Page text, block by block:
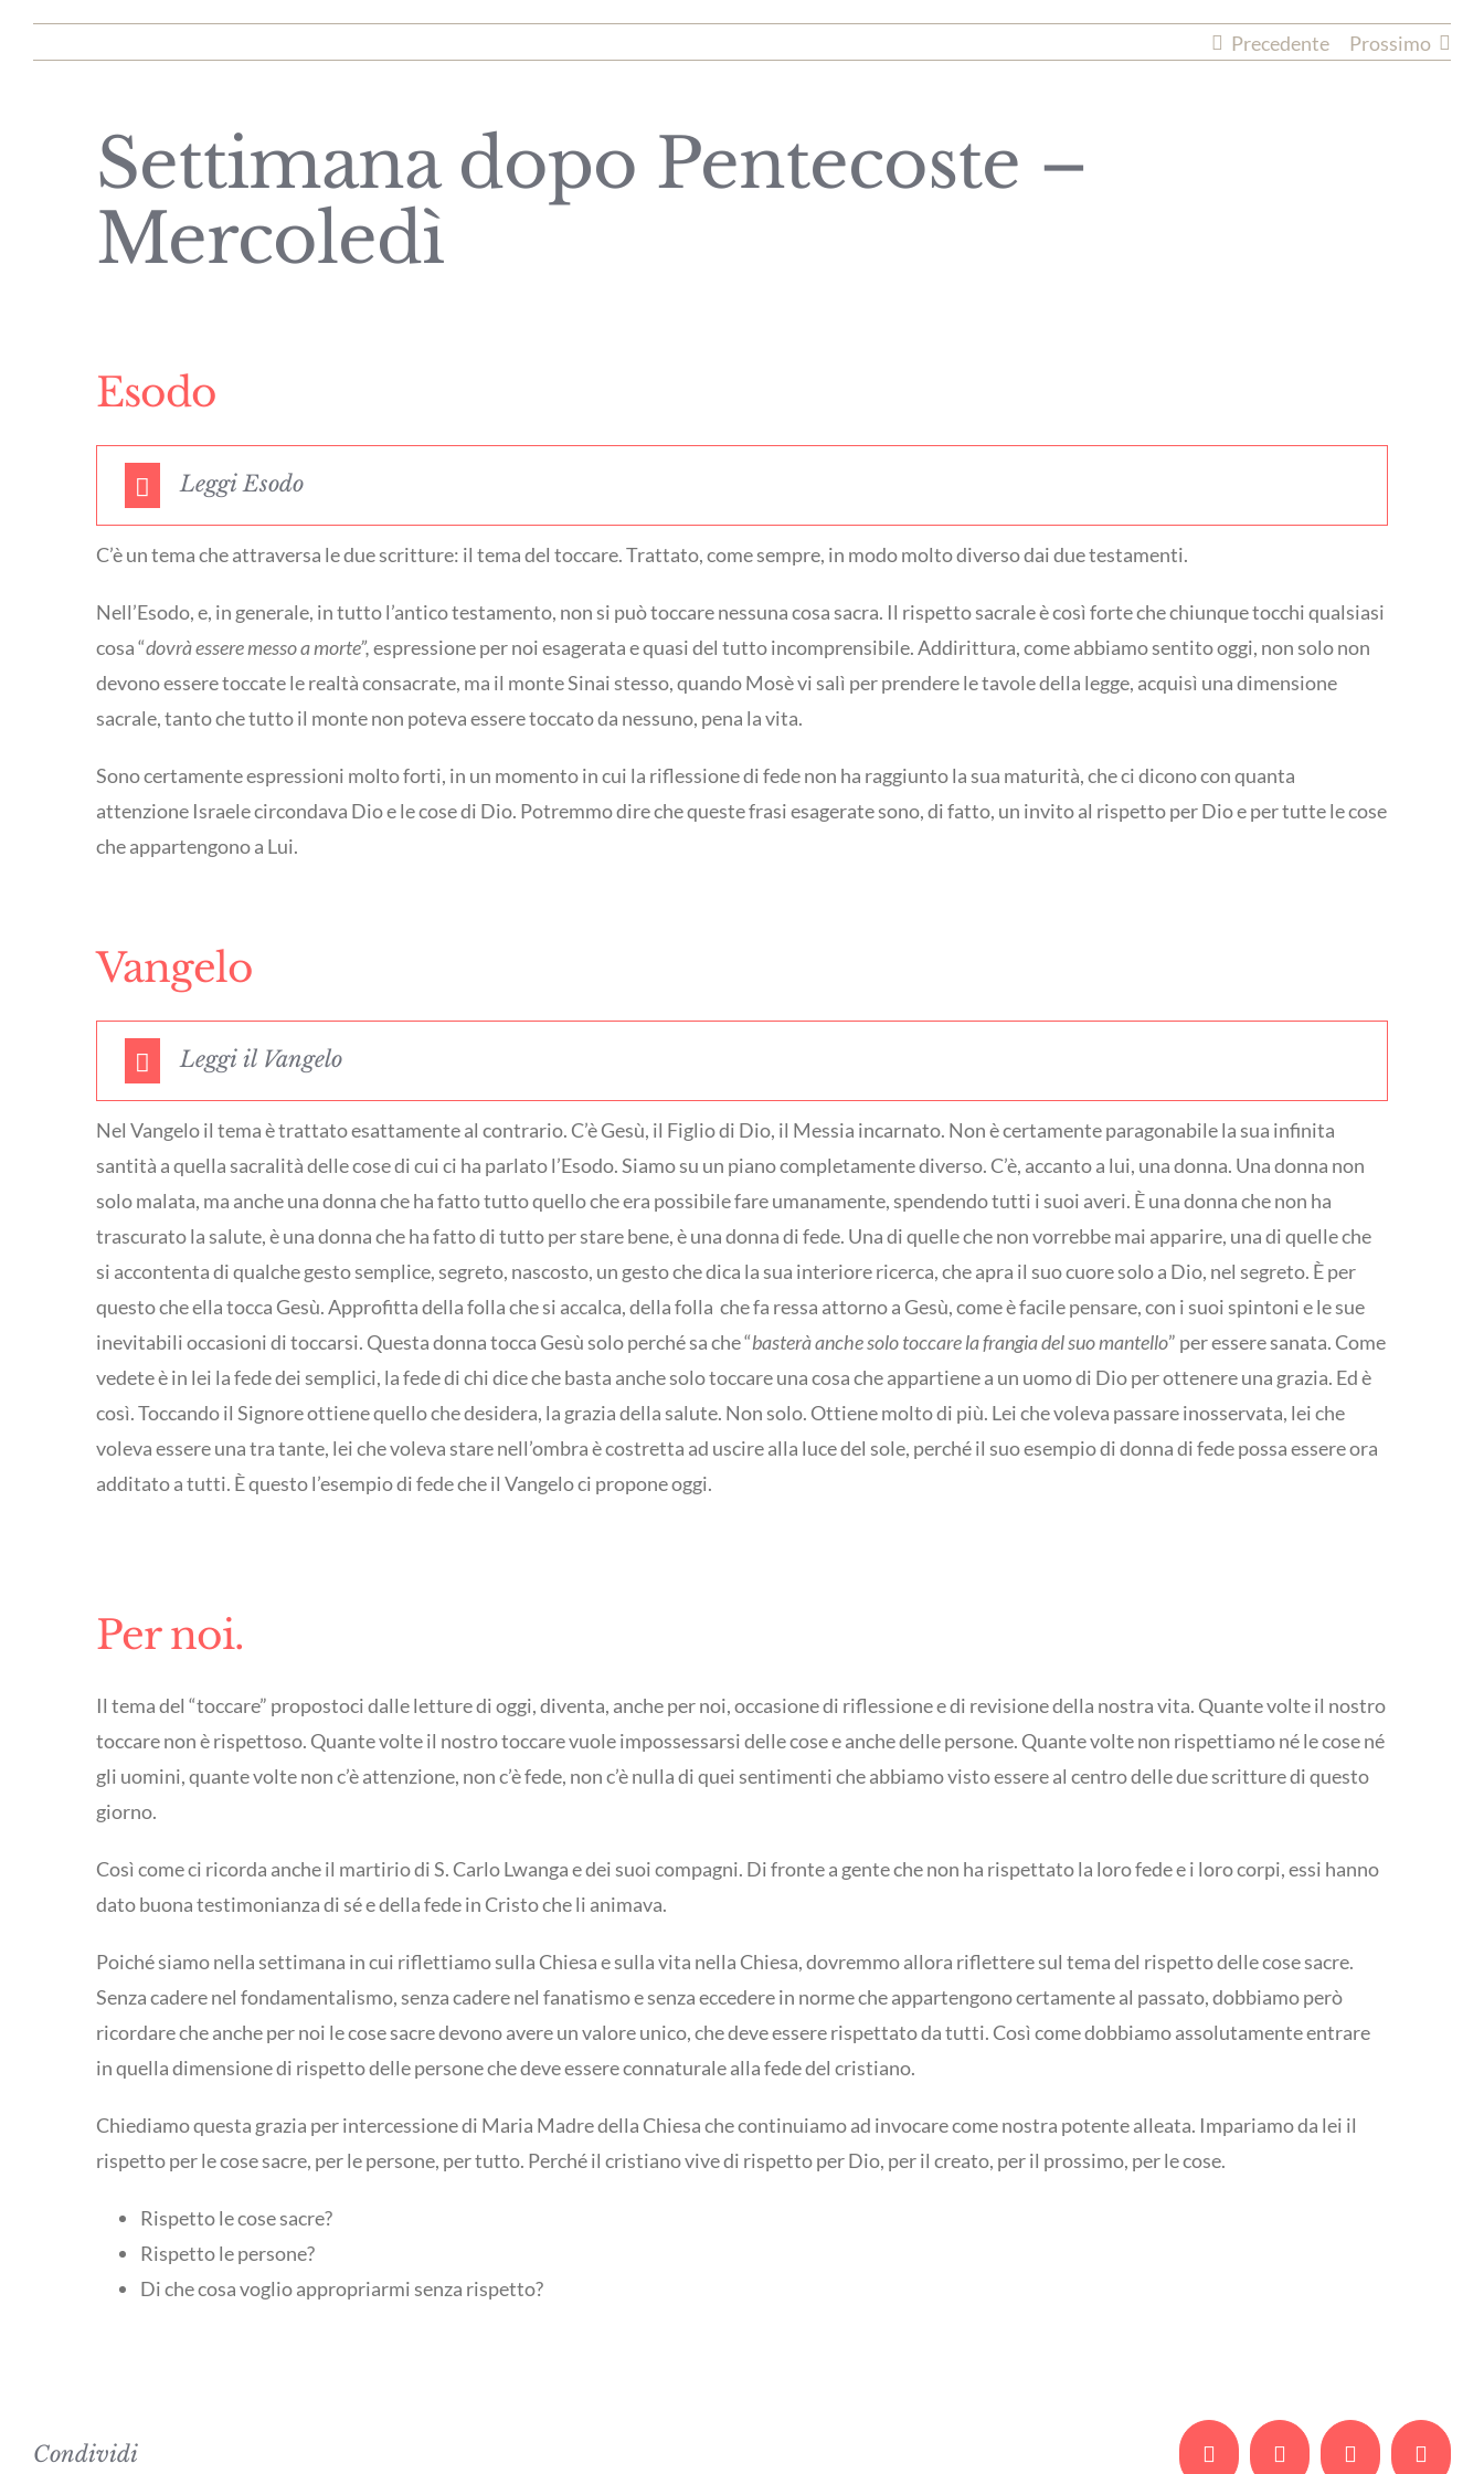
Precedente Prossimo
Settimana dopo Pentecoste –
Mercoledì
Esodo
Leggi Esodo
C’è un tema che attraversa le due scritture: il tema del toccare. Trattato, come sempre, in modo molto diverso dai due testamenti.
Nell’Esodo, e, in generale, in tutto l’antico testamento, non si può toccare nessuna cosa sacra. Il rispetto sacrale è così forte che chiunque tocchi qualsiasi
cosa “dovrà essere messo a morte”,espressione per noi esagerata e quasi del tutto incomprensibile. Addirittura, come abbiamo sentito oggi, non solo non
devono essere toccate le realtà consacrate, ma il monte Sinai stesso, quando Mosè vi salì per prendere le tavole della legge, acquisì una dimensione
sacrale, tanto che tutto il monte non poteva essere toccato da nessuno, pena la vita.
Sono certamente espressioni molto forti, in un momento in cui la riflessione di fede non ha raggiunto la sua maturità, che ci dicono con quanta
attenzione Israele circondava Dio e le cose di Dio. Potremmo dire che queste frasi esagerate sono, di fatto, un invito al rispetto per Dio e per tutte le cose
che appartengono a Lui.
Vangelo
Leggi il Vangelo
Nel Vangelo il tema è trattato esattamente al contrario. C’è Gesù, il Figlio di Dio, il Messia incarnato. Non è certamente paragonabile la sua infinita
santità a quella sacralità delle cose di cui ci ha parlato l’Esodo. Siamo su un piano completamente diverso. C’è, accanto a lui, una donna. Una donna non
solo malata, ma anche una donna che ha fatto tutto quello che era possibile fare umanamente, spendendo tutti i suoi averi. È una donna che non ha
trascurato la salute, è una donna che ha fatto di tutto per stare bene, è una donna di fede. Una di quelle che non vorrebbe mai apparire, una di quelle che
si accontenta di qualche gesto semplice, segreto, nascosto, un gesto che dica la sua interiore ricerca, che apra il suo cuore solo a Dio, nel segreto. È per
questo che ella tocca Gesù. Approfitta della folla che si accalca, della folla che fa ressa attorno a Gesù, come è facile pensare, con i suoi spintoni e le sue
inevitabili occasioni di toccarsi. Questa donna tocca Gesù solo perché sa che “basterà anche solo toccare la frangia del suo mantello” per essere sanata. Come
vedete è in lei la fede dei semplici, la fede di chi dice che basta anche solo toccare una cosa che appartiene a un uomo di Dio per ottenere una grazia. Ed è
così. Toccando il Signore ottiene quello che desidera, la grazia della salute. Non solo. Ottiene molto di più. Lei che voleva passare inosservata, lei che
voleva essere una tra tante, lei che voleva stare nell’ombra è costretta ad uscire alla luce del sole, perché il suo esempio di donna di fede possa essere ora
additato a tutti. È questo l’esempio di fede che il Vangelo ci propone oggi.
Per noi.
Il tema del “toccare” propostoci dalle letture di oggi, diventa, anche per noi, occasione di riflessione e di revisione della nostra vita. Quante volte il nostro
toccare non è rispettoso. Quante volte il nostro toccare vuole impossessarsi delle cose e anche delle persone. Quante volte non rispettiamo né le cose né
gli uomini, quante volte non c’è attenzione, non c’è fede, non c’è nulla di quei sentimenti che abbiamo visto essere al centro delle due scritture di questo
giorno.
Così come ci ricorda anche il martirio di S. Carlo Lwanga e dei suoi compagni. Di fronte a gente che non ha rispettato la loro fede e i loro corpi, essi hanno
dato buona testimonianza di sé e della fede in Cristo che li animava.
Poiché siamo nella settimana in cui riflettiamo sulla Chiesa e sulla vita nella Chiesa, dovremmo allora riflettere sul tema del rispetto delle cose sacre.
Senza cadere nel fondamentalismo, senza cadere nel fanatismo e senza eccedere in norme che appartengono certamente al passato, dobbiamo però
ricordare che anche per noi le cose sacre devono avere un valore unico, che deve essere rispettato da tutti. Così come dobbiamo assolutamente entrare
in quella dimensione di rispetto delle persone che deve essere connaturale alla fede del cristiano.
Chiediamo questa grazia per intercessione di Maria Madre della Chiesa che continuiamo ad invocare come nostra potente alleata. Impariamo da lei il
rispetto per le cose sacre, per le persone, per tutto. Perché il cristiano vive di rispetto per Dio, per il creato, per il prossimo, per le cose.
Rispetto le cose sacre?
Rispetto le persone?
Di che cosa voglio appropriarmi senza rispetto?
Condividi Facebook Twitter Whatsapp Email